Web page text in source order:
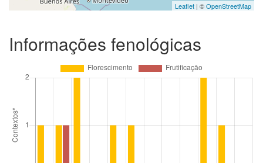
Leaflet | ©OpenStreetMap
Informações fenológicas